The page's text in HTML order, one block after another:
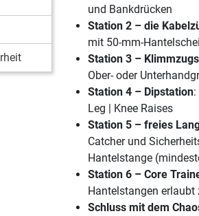
und Bankdrücken
Station 2 – die
mit 50-mm-
Station 3 –
Ober- oder
Station 4 – Dipstation:
Leg | Knee Raises
Station 5 – freies
Catcher und
Hantelstange
Station 6 – Core
Hantelstangen erlaubt
Schluss mit dem